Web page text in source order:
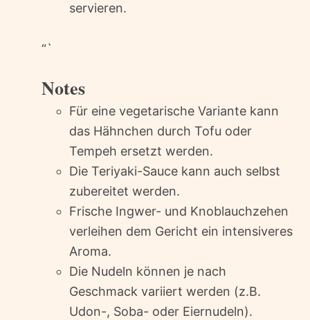
servieren.
“`
Notes
Für eine vegetarische Variante kann
das Hähnchen durch Tofu oder
Tempeh ersetzt werden.
Die Teriyaki-Sauce kann auch selbst
zubereitet werden.
Frische Ingwer- und Knoblauchzehen
verleihen dem Gericht ein intensiveres
Aroma.
Die Nudeln können je nach
Geschmack variiert werden (z.B.
Udon-, Soba- oder Eiernudeln).